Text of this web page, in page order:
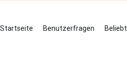
Startseite Benutzerfragen Beliebt